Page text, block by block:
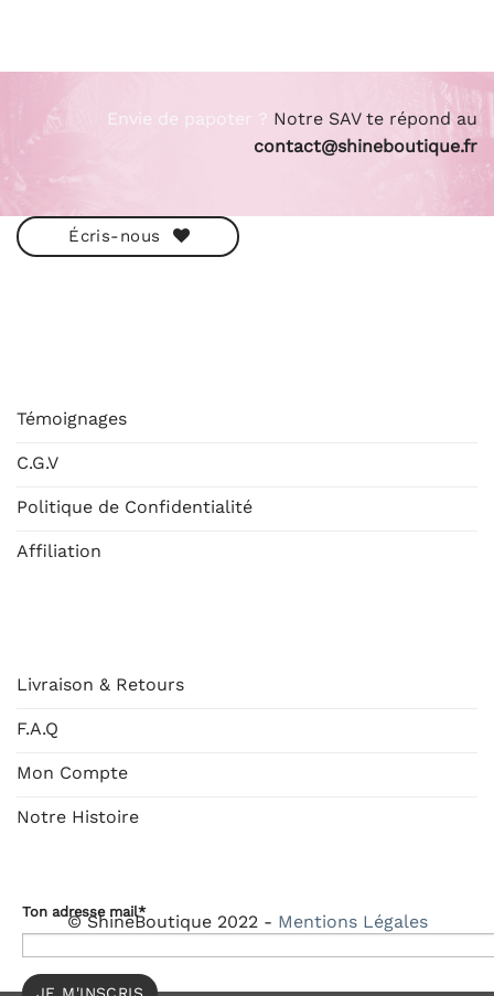
Envie de papoter ? Notre SAV te répond au
contact@shineboutique.fr
Écris-nous
Témoignages
C.G.V
Politique de Confidentialité
Affiliation
Livraison & Retours
F.A.Q
Mon Compte
Notre Histoire
Ton adresse mail*
© ShineBoutique 2022 - Mentions Légales